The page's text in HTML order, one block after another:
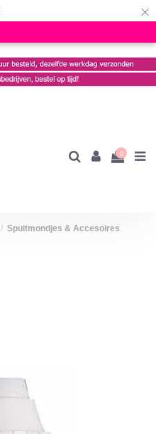
×
0
Spuitmondjes & Accesoires